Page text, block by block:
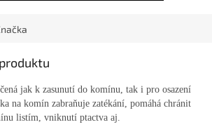
jak k zasunutí do komínu, tak i pro osazení
na komín zabraňuje zatékání, pomáhá chránit
listím, vniknutí ptactva aj.